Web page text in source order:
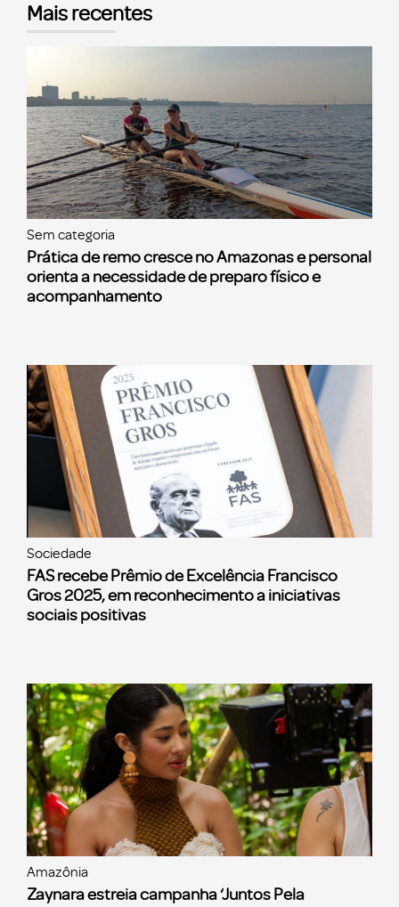
Mais recentes
Sem categoria
Prática de remo cresce no Amazonas e personal
orienta a necessidade de preparo físico e
acompanhamento
Sociedade
FAS recebe Prêmio de Excelência Francisco
Gros 2025, em reconhecimento a iniciativas
sociais positivas
Amazônia
Zaynara estreia campanha ‘Juntos Pela